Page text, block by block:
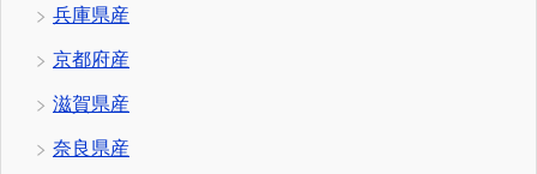
兵庫県産
京都府産
滋賀県産
奈良県産